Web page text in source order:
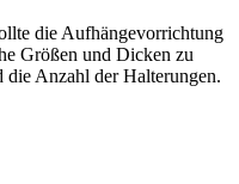
die Aufhängevorrichtung
Größen und Dicken zu
die Anzahl der Halterungen.